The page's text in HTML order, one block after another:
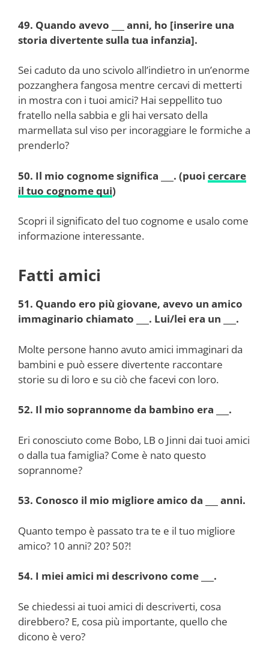
49. Quando avevo ___ anni, ho [inserire una
storia divertente sulla tua infanzia].
Sei caduto da uno scivolo all’indietro in un’enorme
pozzanghera fangosa mentre cercavi di metterti
in mostra con i tuoi amici? Hai seppellito tuo
fratello nella sabbia e gli hai versato della
marmellata sul viso per incoraggiare le formiche a
prenderlo?
50. Il mio cognome significa ___. (puoi cercare
il tuo cognome qui)
Scopri il significato del tuo cognome e usalo come
informazione interessante.
Fatti amici
51. Quando ero più giovane, avevo un amico
immaginario chiamato ___. Lui/lei era un ___.
Molte persone hanno avuto amici immaginari da
bambini e può essere divertente raccontare
storie su di loro e su ciò che facevi con loro.
52. Il mio soprannome da bambino era ___.
Eri conosciuto come Bobo, LB o Jinni dai tuoi amici
o dalla tua famiglia? Come è nato questo
soprannome?
53. Conosco il mio migliore amico da ___ anni.
Quanto tempo è passato tra te e il tuo migliore
amico? 10 anni? 20? 50?!
54. I miei amici mi descrivono come ___.
Se chiedessi ai tuoi amici di descriverti, cosa
direbbero? E, cosa più importante, quello che
dicono è vero?